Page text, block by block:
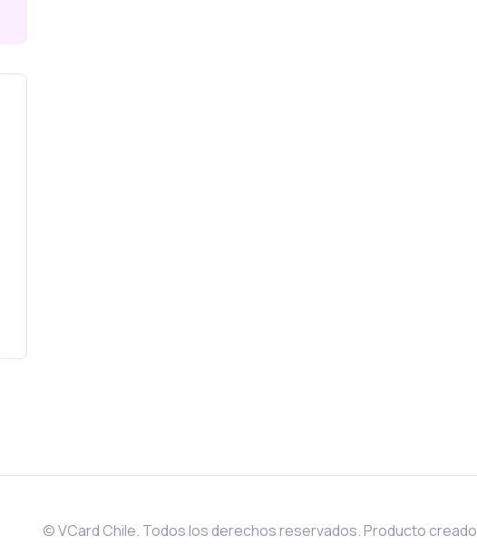
© VCard Chile. Todos los derechos reservados. Producto creado